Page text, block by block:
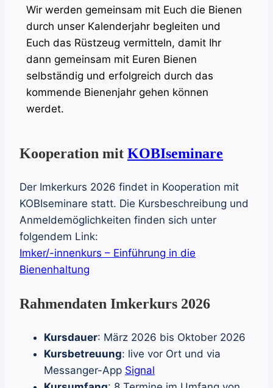
Wir werden gemeinsam mit Euch die Bienen
durch unser Kalenderjahr begleiten und
Euch das Rüstzeug vermitteln, damit Ihr
dann gemeinsam mit Euren Bienen
selbständig und erfolgreich durch das
kommende Bienenjahr gehen können
werdet.
Kooperation mit KOBIseminare
Der Imkerkurs 2026 findet in Kooperation mit
KOBIseminare statt. Die Kursbeschreibung und
Anmeldemöglichkeiten finden sich unter
folgendem Link:
Imker/-innenkurs – Einführung in die
Bienenhaltung
Rahmendaten Imkerkurs 2026
Kursdauer: März 2026 bis Oktober 2026
Kursbetreuung: live vor Ort und via
Messanger-App Signal